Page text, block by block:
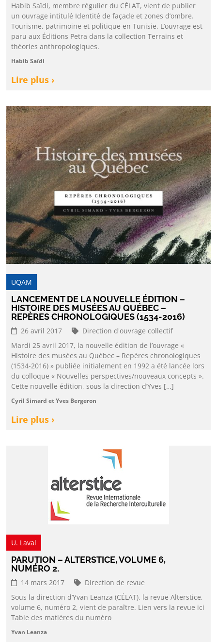
Habib Saïdi, membre régulier du CÉLAT, vient de publier
un ouvrage intitulé Identité de façade et zones d’ombre.
Tourisme, patrimoine et politique en Tunisie. L’ouvrage est
paru aux Éditions Petra dans la collection Terrains et
théories anthropologiques.
Habib Saïdi
Lire plus ›
UQAM
LANCEMENT DE LA NOUVELLE ÉDITION –
HISTOIRE DES MUSÉES AU QUÉBEC –
REPÈRES CHRONOLOGIQUES (1534-2016)
26 avril 2017
Direction d'ouvrage collectif
Mardi 25 avril 2017, la nouvelle édition de l’ouvrage «
Histoire des musées au Québec – Repères chronologiques
(1534-2016) » publiée initialement en 1992 a été lancée lors
du colloque « Nouvelles perspectives/nouveaux concepts ».
Cette nouvelle édition, sous la direction d’Yves […]
Cyril Simard et Yves Bergeron
Lire plus ›
U. Laval
PARUTION – ALTERSTICE, VOLUME 6,
NUMÉRO 2.
14 mars 2017
Direction de revue
Sous la direction d’Yvan Leanza (CÉLAT), la revue Alterstice,
volume 6, numéro 2, vient de paraître. Lien vers la revue ici
Table des matières du numéro
Yvan Leanza